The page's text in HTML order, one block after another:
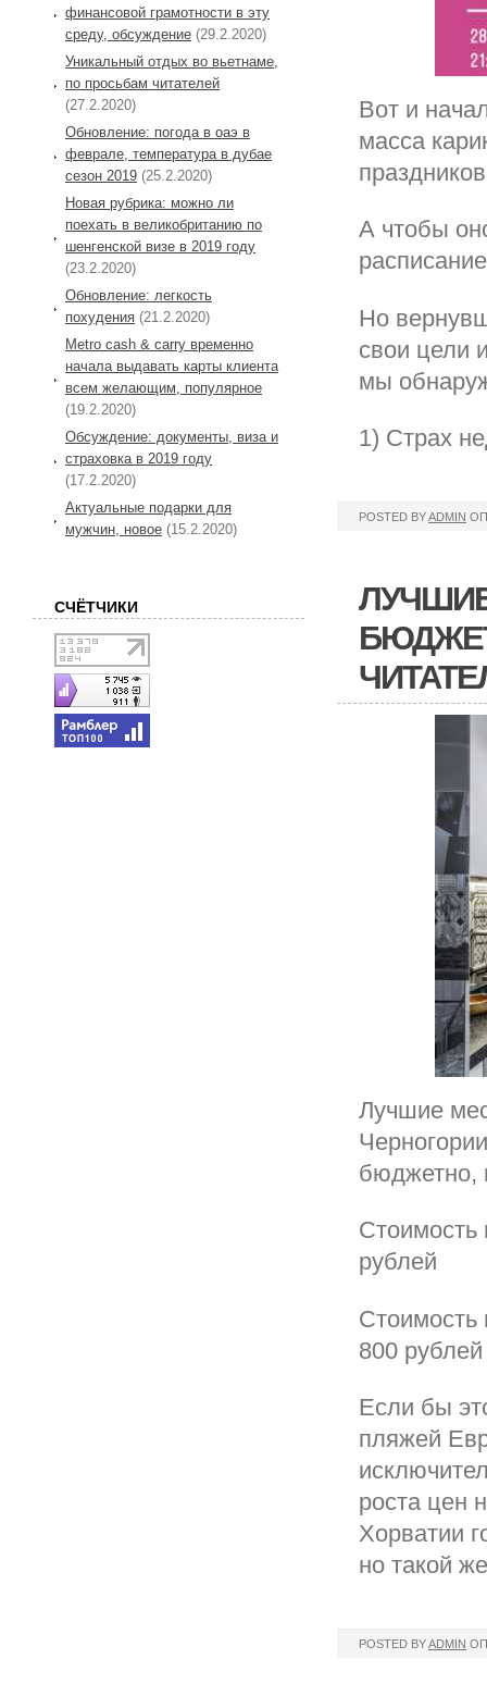
Вот и
масса
А чтобы
Но
свои цели
мы
1) Страх
POSTED BYADMIN
Лучшие
бюджетно,
рублей
Стоимость
800 рублей
Если бы
пляжей
роста цен
Хорватии
но такой
POSTED BYADMIN
финансовой грамотности в эту
среду, обсуждение (29.2.2020)
Уникальный отдых во вьетнаме,
по просьбам читателей
(27.2.2020)
Обновление: погода в оаэ в
феврале, температура в дубае
сезон 2019 (25.2.2020)
Новая рубрика: можно ли
поехать в великобританию по
шенгенской визе в 2019 году
(23.2.2020)
Обновление: легкость
похудения (21.2.2020)
Metro cash & carry временно
начала выдавать карты клиента
всем желающим, популярное
(19.2.2020)
Обсуждение: документы, виза и
страховка в 2019 году
(17.2.2020)
Актуальные подарки для
мужчин, новое (15.2.2020)
СЧЁТЧИКИ